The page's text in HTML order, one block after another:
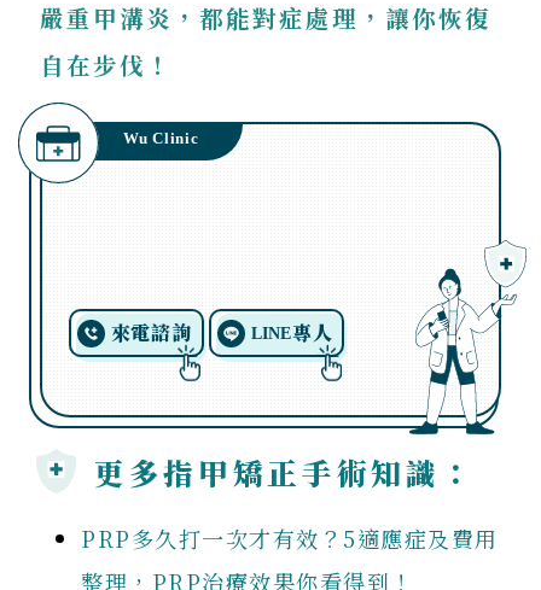
嚴重甲溝炎，都能對症處理，讓你恢復
自在步伐！
來電諮詢 LINE專人
Wu Clinic
更多指甲矯正手術知識：
PRP多久打一次才有效？5適應症及費用
整理，PRP治療效果你看得到！